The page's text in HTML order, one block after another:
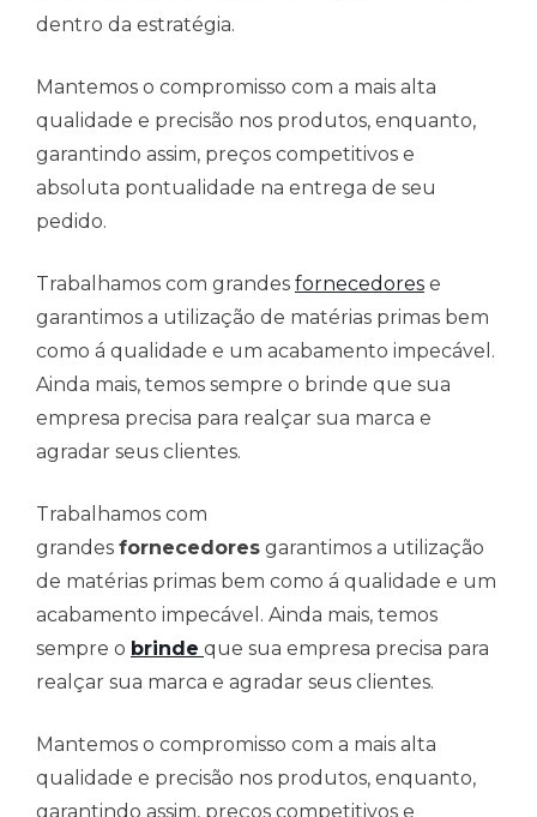
dentro da estratégia.
Mantemos o compromisso com a mais alta
qualidade e precisão nos produtos, enquanto,
garantindo assim, preços competitivos e
absoluta pontualidade na entrega de seu
pedido.
Trabalhamos com grandes fornecedores e
garantimos a utilização de matérias primas bem
como á qualidade e um acabamento impecável.
Ainda mais, temos sempre o brinde que sua
empresa precisa para realçar sua marca e
agradar seus clientes.
Trabalhamos com
grandes fornecedores garantimos a utilização
de matérias primas bem como á qualidade e um
acabamento impecável. Ainda mais, temos
sempre o brinde que sua empresa precisa para
realçar sua marca e agradar seus clientes.
Mantemos o compromisso com a mais alta
qualidade e precisão nos produtos, enquanto,
garantindo assim, preços competitivos e